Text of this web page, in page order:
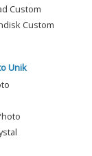
Custom
Custom
Unik